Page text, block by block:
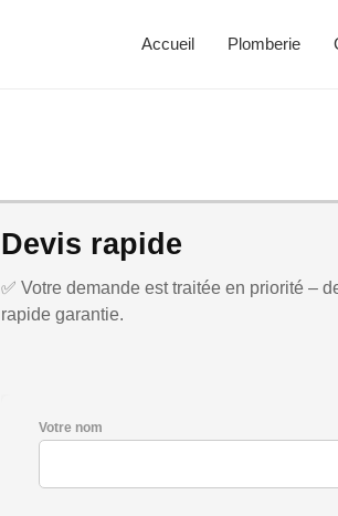
Accueil Plomberie
Devis rapide
✅ Votre demande est traitée en priorité –
rapide garantie.
Votre nom